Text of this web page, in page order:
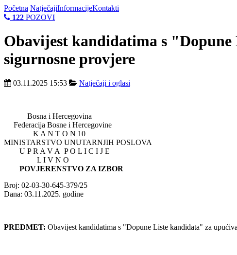
Početna NatječajiInformacijeKontakti
122 POZOVI
Obavijest kandidatima s
sigurnosne provjere
03.11.2025 15:53 Natječaji i oglasi
Bosna i Hercegovina
Federacija Bosne i Hercegovine
K A N T O N 10
MINISTARSTVO UNUTARNJIH POSLOVA
U P R A V A P O L I C I J E
L I V N O
POVJERENSTVO ZA IZBOR
Broj: 02-03-30-645-379/25
Dana: 03.11.2025. godine
PREDMET: Obavijest kandidatima s "Dopune Liste kandidata" za